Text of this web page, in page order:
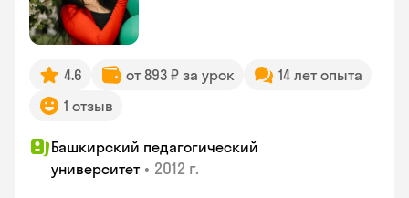
4.6 от 893 ₽ за урок
14 лет опыта
1 отзыв
Башкирский педагогический
университет • 2012 г.